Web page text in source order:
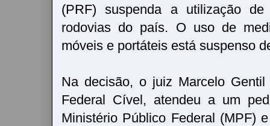
(PRF) suspenda a utilização
rodovias do país. O uso de
móveis e portáteis está suspenso
Na decisão, o juiz Marcelo Gentil
Federal Cível, atendeu a um
Ministério Público Federal (MPF)